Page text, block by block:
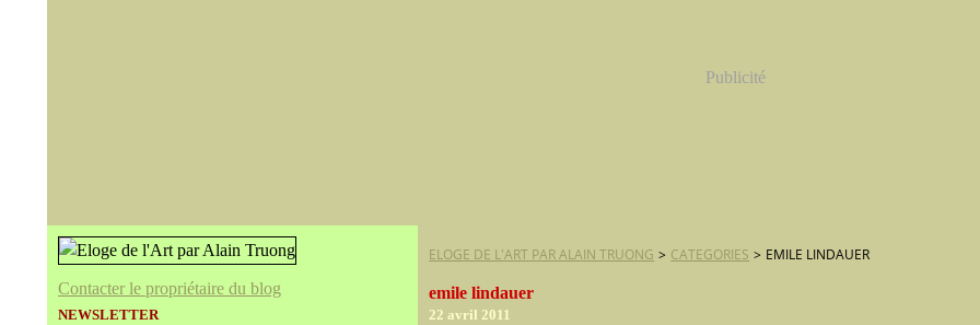
Publicité
Contacter le propriétaire du blog
NEWSLETTER
ELOGE DE L'ART PAR ALAIN TRUONG > CATEGORIES > EMILE LINDAUER
emile lindauer
22 avril 2011